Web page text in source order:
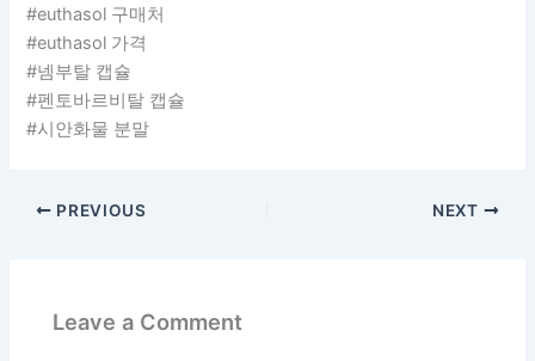
#euthasol 구매처
#euthasol 가격
#넴부탈 캡슐
#펜토바르비탈 캡슐
#시안화물 분말
PREVIOUS NEXT
Leave a Comment